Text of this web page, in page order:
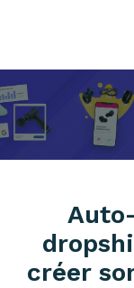
créer